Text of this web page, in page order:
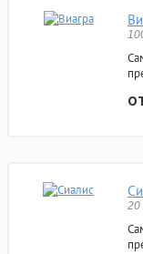
20